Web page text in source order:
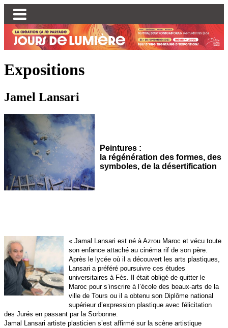
Expositions
Jamel Lansari
Peintures :
la régénération des formes, des
symboles, de la désertification
« Jamal Lansari est né à Azrou Maroc et vécu toute
son enfance attaché au cinéma rif de son père.
Après le lycée où il a découvert les arts plastiques,
Lansari a préféré poursuivre ces études
universitaires à Fès. Il était obligé de quitter le
Maroc pour s’inscrire à l’école des beaux-arts de la
ville de Tours ou il a obtenu son Diplôme national
supérieur d’expression plastique avec félicitation
des Jurés en passant par la Sorbonne.
Jamal Lansari artiste plasticien s’est affirmé sur la scène artistique